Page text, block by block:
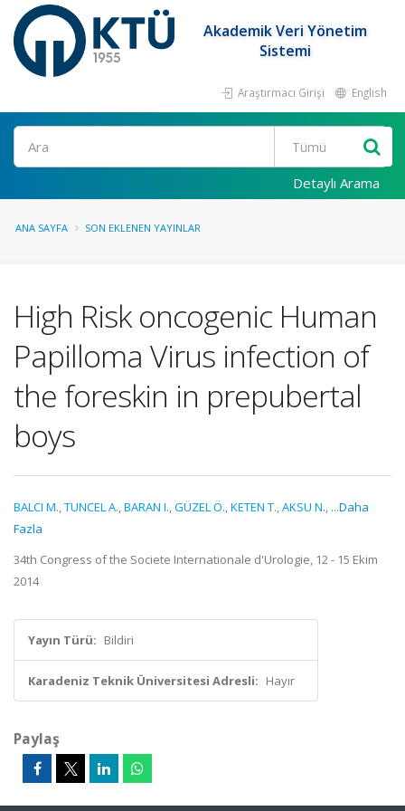
Akademik Veri Yönetim
Sistemi
Araştırmacı Girişi English
Ara
Detaylı Arama
ANA SAYFA SON EKLENEN YAYINLAR
High Risk oncogenic Human
Papilloma Virus infection of
the foreskin in prepubertal
boys
BALCI M.,TUNCEL A.,BARAN I.,GÜZEL Ö.,KETEN T.,AKSU N., ...Daha
Fazla
34th Congress of the Societe Internationale d'Urologie, 12 - 15 Ekim
2014
Yayın Türü: Bildiri
Karadeniz Teknik Üniversitesi Adresli: Hayır
Paylaş